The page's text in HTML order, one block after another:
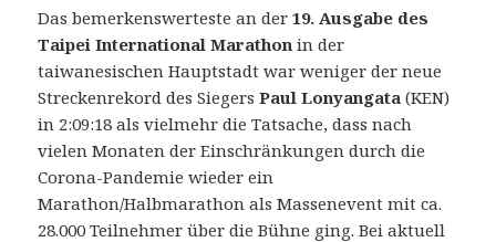
Das bemerkenswerteste an der19. Ausgabe des
Taipei International Marathon in der
taiwanesischen Hauptstadt war weniger der neue
Streckenrekord des SiegersPaul Lonyangata (KEN)
in 2:09:18 als vielmehr die Tatsache, dass nach
vielen Monaten der Einschränkungen durch die
Corona-Pandemie wieder ein
Marathon/Halbmarathon als Massenevent mit ca.
28.000 Teilnehmer über die Bühne ging. Bei aktuell